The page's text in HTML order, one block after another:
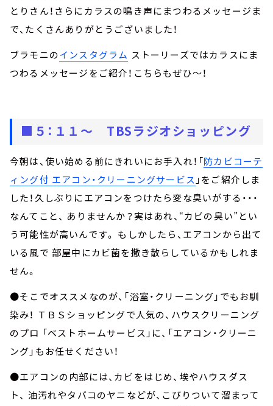
とりさん！さらにカラスの鳴き声にまつわるメッセージま
で、たくさんありがとうございました！
ブラモニのインスタグラム ストーリーズではカラスにま
つわるメッセージをご紹介！こちらもぜひ～！
■５：１１～ TBSラジオショッピング
今朝は、使い始める前にきれいにお手入れ！「防カビコーテ
ィング付 エアコン・クリーニングサービス 」をご紹介しま
した！久しぶりにエアコンをつけたら変な臭いがする・・・
なんてこと、 ありませんか？実はあれ、“カビの臭い”とい
う可能性が高いんです。 もしかしたら、エアコンから出て
いる風で 部屋中にカビ菌を撒き散らしているかもしれま
せん。
●そこでオススメなのが、「浴室・クリーニング」でもお馴
染み！ ＴＢＳショッピングで人気の、ハウスクリーニング
のプロ 「ベストホームサービス」に、「エアコン・クリーニ
ング」もお任せください！
●エアコンの内部には、カビをはじめ、埃やハウスダス
ト、 油汚れやタバコのヤニなどが、こびりついて溜まって